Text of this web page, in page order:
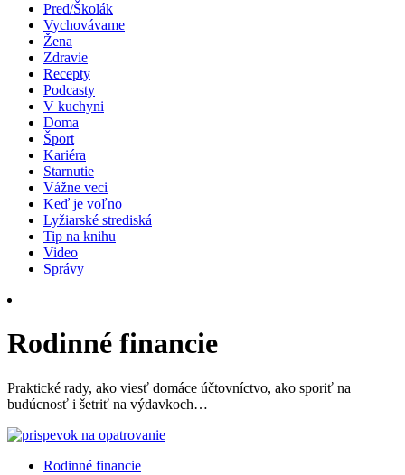
Pred/Školák
Vychovávame
Žena
Zdravie
Recepty
Podcasty
V kuchyni
Doma
Šport
Kariéra
Starnutie
Vážne veci
Keď je voľno
Lyžiarské strediská
Tip na knihu
Video
Správy
Rodinné financie
Praktické rady, ako viesť domáce účtovníctvo, ako sporiť na
budúcnosť i šetriť na výdavkoch…
Rodinné financie